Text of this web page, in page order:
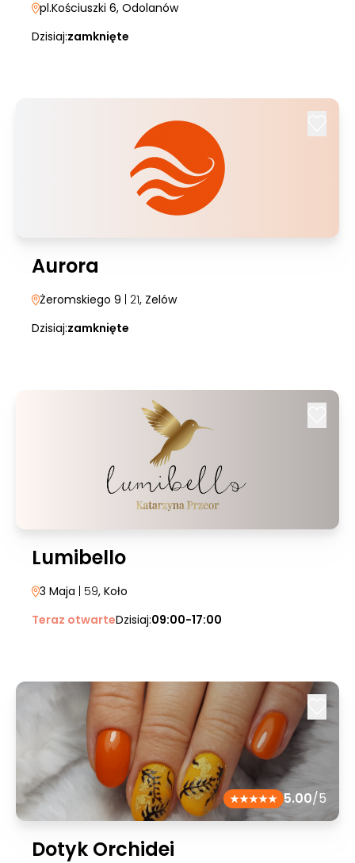
pl.Kościuszki 6, Odolanów
Dzisiaj:zamknięte
Aurora
Żeromskiego 9 | 21, Zelów
Dzisiaj:zamknięte
Lumibello
3 Maja | 59, Koło
Teraz otwarteDzisiaj:09:00-17:00
5.00/5
Dotyk Orchidei